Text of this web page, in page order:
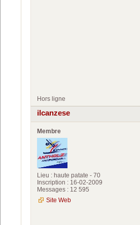
Hors ligne
ilcanzese
Membre
Lieu : haute patate - 70
Inscription : 16-02-2009
Messages : 12 595
Site Web